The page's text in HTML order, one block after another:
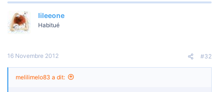
lileeone
Habitué
16 Novembre 2012 #32
melilimelo83 a dit: